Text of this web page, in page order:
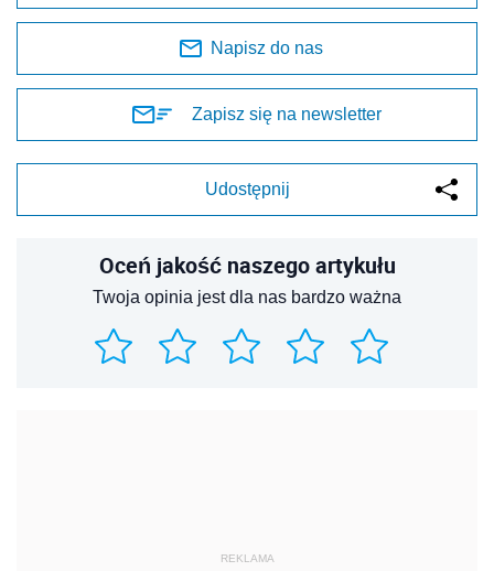
Napisz do nas
Zapisz się na newsletter
Udostępnij
Oceń jakość naszego artykułu
Twoja opinia jest dla nas bardzo ważna
REKLAMA